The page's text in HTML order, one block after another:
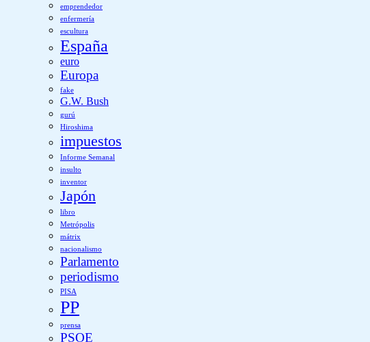
emprendedor
enfermería
escultura
España
euro
Europa
fake
G.W. Bush
gurú
Hiroshima
impuestos
Informe Semanal
insulto
inventor
Japón
libro
Metrópolis
mátrix
nacionalismo
Parlamento
periodismo
PISA
PP
prensa
PSOE